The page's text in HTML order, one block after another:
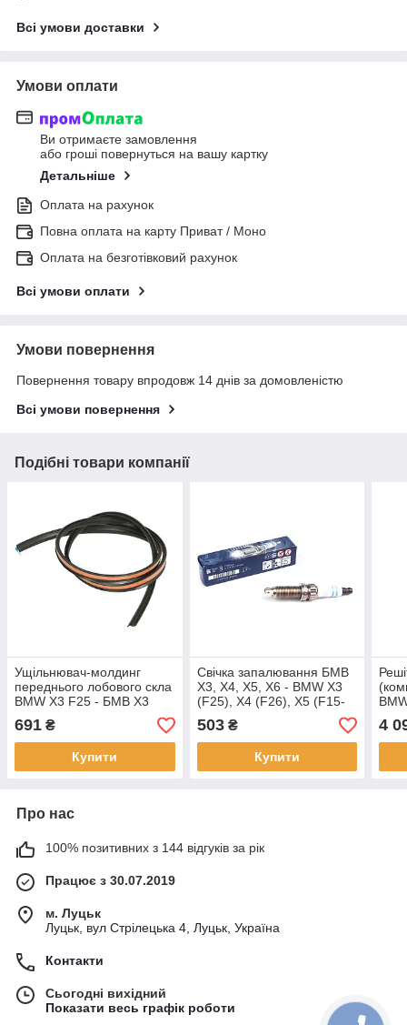
Всі умови доставки
Умови оплати
Ви отримаєте замовлення
або гроші повернуться на вашу картку
Детальніше
Оплата на рахунок
Повна оплата на карту Приват / Моно
Оплата на безготівковий рахунок
Всі умови оплати
Умови повернення
Повернення товару впродовж 14 днів за домовленістю
Всі умови повернення
Подібні товари компанії
Ущільнювач-молдинг
переднього лобового скла
BMW X3 F25 - БМВ Х3
Ф25 2010-
691 ₴
Купити
Свічка запалювання БМВ
Х3, Х4, Х5, Х6 - BMW X3
(F25), X4 (F26), X5 (F15-
F85), X6 (F16-F86) 2.0-4.4i
11- (N20-N63)
503₴
Купити
4
Про нас
100% позитивних з 144 відгуків за рік
Працює з 30.07.2019
м. Луцьк
Луцьк, вул Стрілецька 4, Луцьк, Україна
Контакти
Сьогодні вихідний
Показати весь графік роботи